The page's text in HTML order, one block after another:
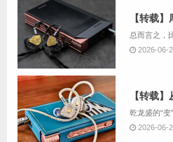
2026-06-
2026-06-